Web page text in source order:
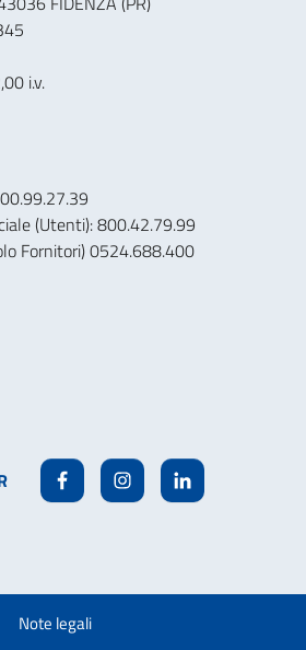
i.v.
(Utenti): 800.42.79.99
Fornitori) 0524.688.400
FacebookInstagramLinkedin
Note legali